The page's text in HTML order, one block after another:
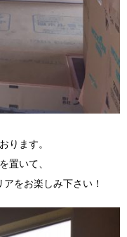
ります。
置いて、
をお楽しみ下さい！